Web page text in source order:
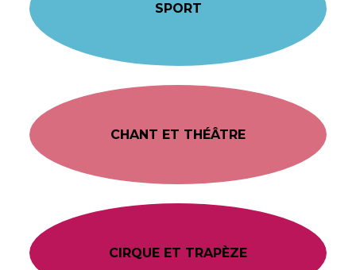
SPORT
CHANT ET THÉÂTRE
CIRQUE ET TRAPÈZE